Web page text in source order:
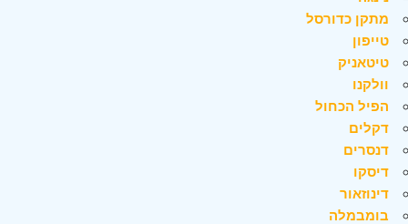
מתקן כדורסל
טייפון
טיטאניק
וולקנו
הפיל הכחול
דקלים
דנסרים
דיסקו
דינוזאור
בומבמלה